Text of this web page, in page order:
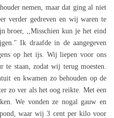
nemen, maar dat ging al niet
verder gedreven en wij waren te
broer, ,,Misschien kun je het eind
Ik draafde in de aangegeven
op het ijs. Wij liepen voor ons
te staan, zodat wij terug moesten.
en kwamen zo behouden op de
zo ver als het oog reikte. Met een
We vonden ze nogal gauw en
waar wij 3 cent per kilo voor